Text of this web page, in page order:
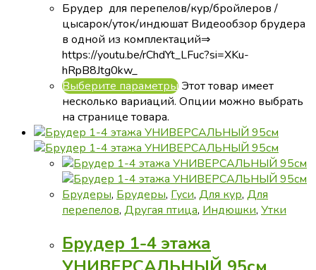
Брудер для перепелов/кур/бройлеров /
цысарок/уток/индюшат Видеообзор брудера
в одной из комплектаций⇒
https://youtu.be/rChdYt_LFuc?si=XKu-
hRpB8Jtg0kw_
Выберите параметры Этот товар имеет
несколько вариаций. Опции можно выбрать
на странице товара.
Брудеры, Брудеры, Гуси, Для кур, Для
перепелов, Другая птица, Индюшки, Утки
Брудер 1-4 этажа